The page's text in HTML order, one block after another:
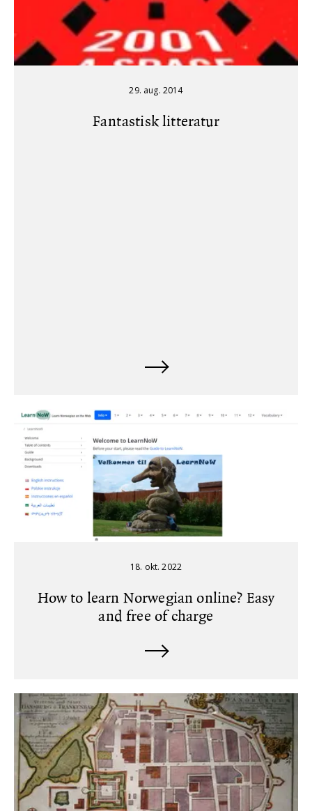
29. aug. 2014
Fantastisk litteratur
18. okt. 2022
How to learn Norwegian online? Easy
and free of charge